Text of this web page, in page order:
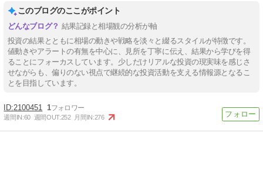
このブログのここがポイント
結果記録と相場観の分析が軸
投資の結果とともに相場の動きや戦略を淡々と綴るスタイルが特徴です。
値動きやアラートの有無を中心に、見所を丁寧に伝え、結果から学びを得
ることにフォーカスしています。少しだけリアルな投資の現実味を感じさ
せながらも、偏りのない視点で継続的な投資活動を支える情報源となるこ
とを目指しています。
2100451 1
週間IN:60 週間OUT:252 月間IN:276